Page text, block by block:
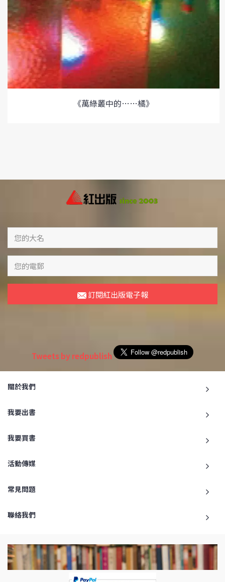
《萬綠叢中的……橘》
訂閱紅出版電子報
Tweets by redpublish
關於我們
我要出書
我要買書
活動傳媒
常見問題
聯絡我們